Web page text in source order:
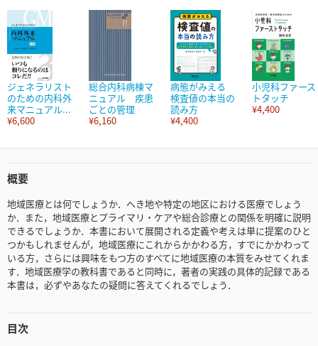
ジェネラリスト
のための内科外
来マニュアル...
¥6,600
総合内科病棟マ
ニュアル 疾患
ごとの管理
¥6,160
病態がみえる
検査値の本当の
読み方
¥4,400
小児科ファース
トタッチ
¥4,400
概要
地域医療とは何でしょうか．へき地や特定の地区における医療でしょう
か．また，地域医療とプライマリ・ケアや総合診療との関係を明確に説明
できるでしょうか．本書において展開される定義や考えは単に提案のひと
つかもしれませんが，地域医療にこれからかかわる方，すでにかかわって
いる方，さらには興味をもつ方のすべてに地域医療の本質をみせてくれま
す．地域医療学の教科書であると同時に，著者の実践の具体的記録である
本書は，必ずやあなたの疑問に答えてくれるでしょう．
目次